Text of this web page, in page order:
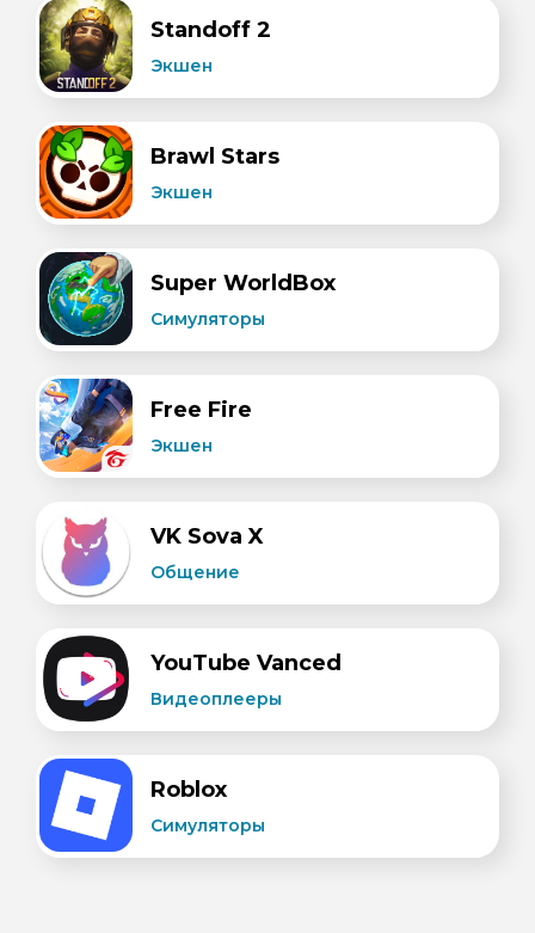
Standoff 2
Экшен
Brawl Stars
Экшен
Super WorldBox
Симуляторы
Free Fire
Экшен
VK Sova X
Общение
YouTube Vanced
Видеоплееры
Roblox
Симуляторы